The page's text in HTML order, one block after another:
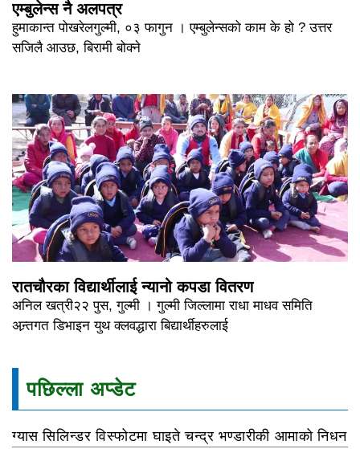
एम्बुलेन्स नै अलपत्र
हुमाकान्त पोखरेलगुल्मी, ०३ फागुन । एम्बुलेन्सको काम के हो ? उत्तर
सजिलै आउछ, बिरामी बोक्ने
रातचौरका विद्यार्थीलाई न्यानो कपडा वितरण
अनिल खत्री२२ पुस, गुल्मी । गुल्मी जिल्लामा राधा माधव समिति
अन्र्तगत डिभाइन युथ क्लवद्धारा बिद्यार्थीहरुलाई
पछिल्ला अप्डेट
ग्यास सिलिन्डर विस्फोटमा घाइते चन्द्र भण्डारीकी आमाको निधन